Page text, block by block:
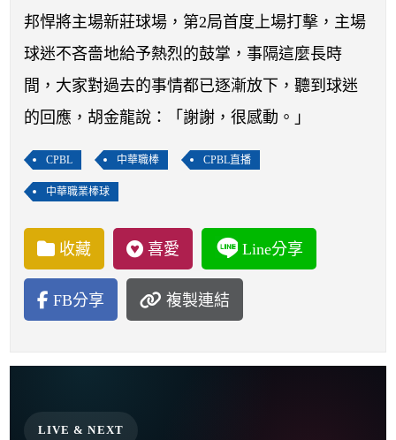
邦悍將主場新莊球場，第2局首度上場打擊，主場
球迷不吝嗇地給予熱烈的鼓掌，事隔這麼長時
間，大家對過去的事情都已逐漸放下，聽到球迷
的回應，胡金龍說：「謝謝，很感動。」
CPBL 中華職棒 CPBL直播
中華職業棒球
收藏 喜愛 Line分享
FB分享 複製連結
LIVE & NEXT